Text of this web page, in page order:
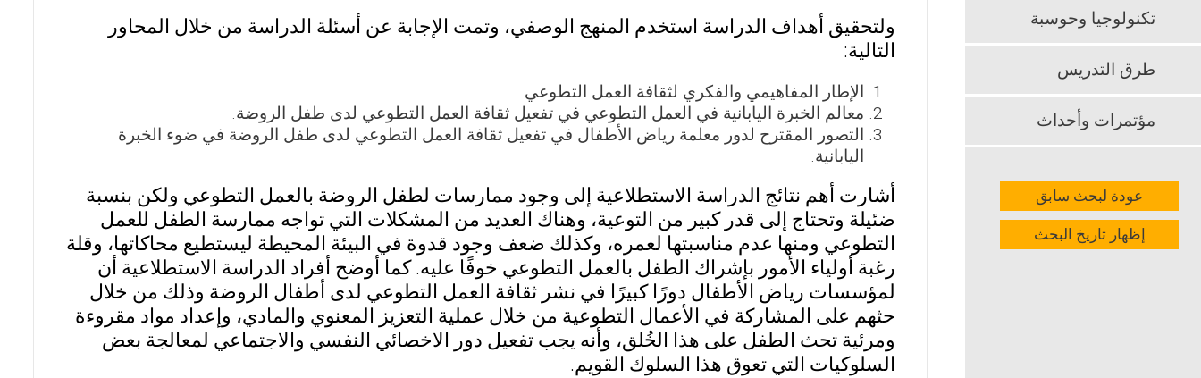
ولتحقيق أهداف الدراسة استخدم المنهج الوصفي، وتمت الإجابة عن أسئلة الدراسة من خلال المحاور
التالية:
الإطار المفاهيمي والفكري لثقافة العمل التطوعي.
معالم الخبرة اليابانية في العمل التطوعي في تفعيل ثقافة العمل التطوعي لدى طفل الروضة.
التصور المقترح لدور معلمة رياض الأطفال في تفعيل ثقافة العمل التطوعي لدى طفل الروضة في ضوء الخبرة
اليابانية.
أشارت أهم نتائج الدراسة الاستطلاعية إلى وجود ممارسات لطفل الروضة بالعمل التطوعي ولكن بنسبة
ضئيلة وتحتاج إلى قدر كبير من التوعية، وهناك العديد من المشكلات التي تواجه ممارسة الطفل للعمل
التطوعي ومنها عدم مناسبتها لعمره، وكذلك ضعف وجود قدوة في البيئة المحيطة ليستطيع محاكاتها، وقلة
رغبة أولياء الأمور بإشراك الطفل بالعمل التطوعي خوفًا عليه. كما أوضح أفراد الدراسة الاستطلاعية أن
لمؤسسات رياض الأطفال دورًا كبيرًا في نشر ثقافة العمل التطوعي لدى أطفال الروضة وذلك من خلال
حثهم على المشاركة في الأعمال التطوعية من خلال عملية التعزيز المعنوي والمادي، وإعداد مواد مقروءة
ومرئية تحث الطفل على هذا الخُلق، وأنه يجب تفعيل دور الاخصائي النفسي والاجتماعي لمعالجة بعض
السلوكيات التي تعوق هذا السلوك القويم.
تكنولوجيا وحوسبة
طرق التدريس
مؤتمرات وأحداث
عودة لبحث سابق
إظهار تاريخ البحث